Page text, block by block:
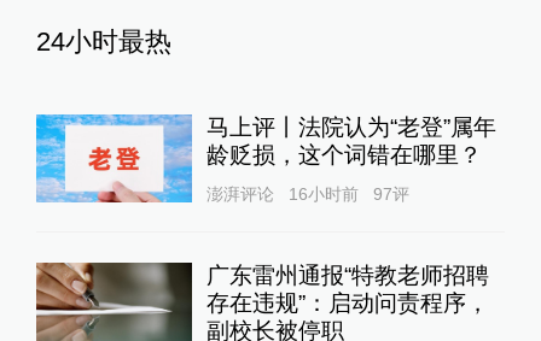
24小时最热
马上评丨法院认为“老登”属年
龄贬损，这个词错在哪里？
澎湃评论 16小时前 97评
广东雷州通报“特教老师招聘
存在违规”：启动问责程序，
副校长被停职